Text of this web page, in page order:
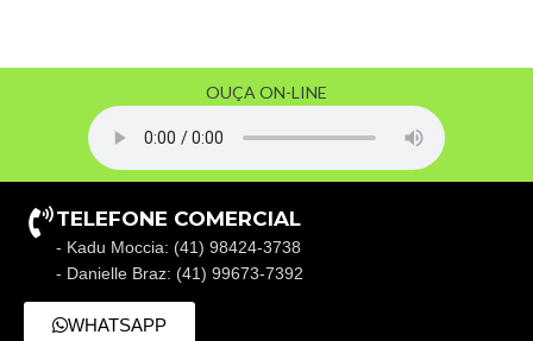
OUÇA ON-LINE
TELEFONE COMERCIAL
- Kadu Moccia: (41) 98424-3738
- Danielle Braz: (41) 99673-7392
WHATSAPP